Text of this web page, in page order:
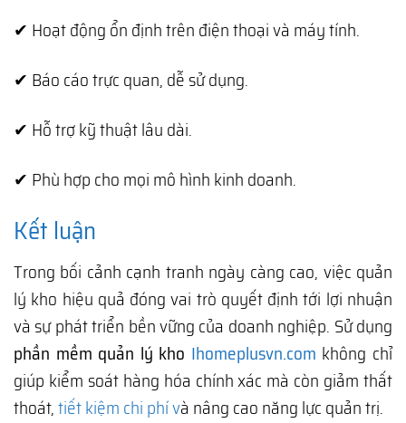
✔ Hoạt động ổn định trên điện thoại và máy tính.
✔ Báo cáo trực quan, dễ sử dụng.
✔ Hỗ trợ kỹ thuật lâu dài.
✔ Phù hợp cho mọi mô hình kinh doanh.
Kết luận
Trong bối cảnh cạnh tranh ngày càng cao, việc quản
lý kho hiệu quả đóng vai trò quyết định tới lợi nhuận
và sự phát triển bền vững của doanh nghiệp. Sử dụng
phần mềm quản lý kho Ihomeplusvn.com không chỉ
giúp kiểm soát hàng hóa chính xác mà còn giảm thất
thoát,tiết kiệm chi phí và nâng cao năng lực quản trị.